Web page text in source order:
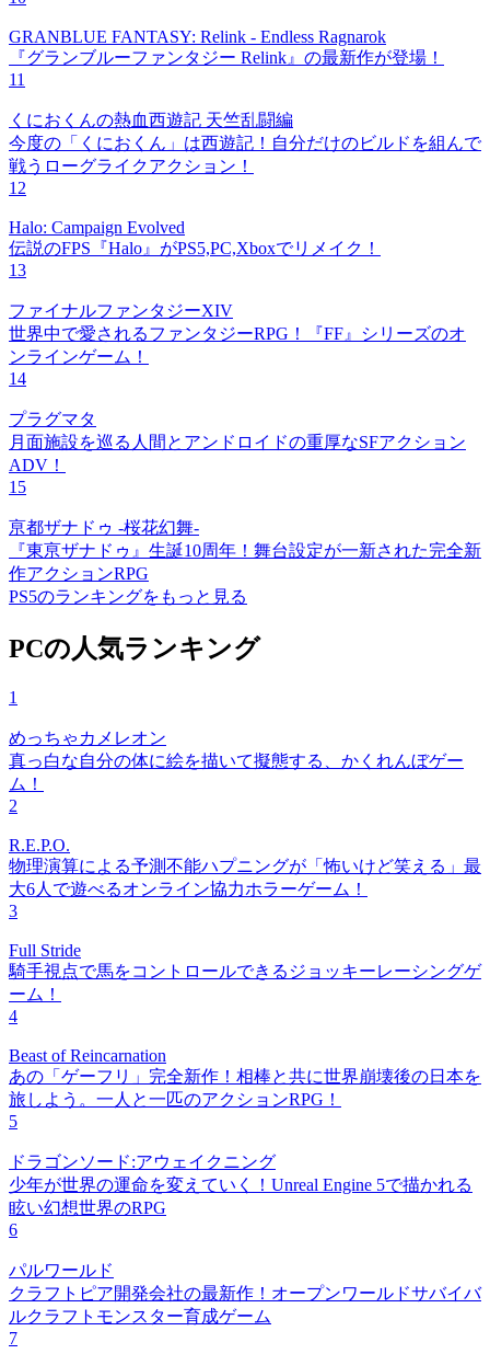
GRANBLUE FANTASY: Relink - Endless Ragnarok
『グランブルーファンタジー Relink』の最新作が登場！
11
くにおくんの熱血西遊記 天竺乱闘編
今度の「くにおくん」は西遊記！自分だけのビルドを組んで
戦うローグライクアクション！
12
Halo: Campaign Evolved
伝説のFPS『Halo』がPS5,PC,Xboxでリメイク！
13
ファイナルファンタジーXIV
世界中で愛されるファンタジーRPG！『FF』シリーズのオ
ンラインゲーム！
14
プラグマタ
月面施設を巡る人間とアンドロイドの重厚なSFアクション
ADV！
15
亰都ザナドゥ -桜花幻舞-
『東亰ザナドゥ』生誕10周年！舞台設定が一新された完全新
作アクションRPG
PS5のランキングをもっと見る
PCの人気ランキング
1
めっちゃカメレオン
真っ白な自分の体に絵を描いて擬態する、かくれんぼゲー
ム！
2
R.E.P.O.
物理演算による予測不能ハプニングが「怖いけど笑える」最
大6人で遊べるオンライン協力ホラーゲーム！
3
Full Stride
騎手視点で馬をコントロールできるジョッキーレーシングゲ
ーム！
4
Beast of Reincarnation
あの「ゲーフリ」完全新作！相棒と共に世界崩壊後の日本を
旅しよう。一人と一匹のアクションRPG！
5
ドラゴンソード:アウェイクニング
少年が世界の運命を変えていく！Unreal Engine 5で描かれる
眩い幻想世界のRPG
6
パルワールド
クラフトピア開発会社の最新作！オープンワールドサバイバ
ルクラフトモンスター育成ゲーム
7